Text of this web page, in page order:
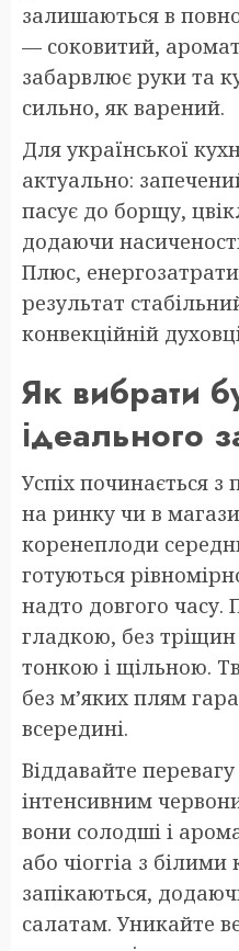
залишаються в
— соковитий,
забарвлює руки та
сильно, як варений.
Для української
актуально:
пасує до борщу,
додаючи
Плюс,
результат
конвекційній
Як вибрати
ідеального
Успіх починається
на ринку чи в
коренеплоди
готуються
надто довгого часу.
гладкою, без
тонкою і щільною.
без м’яких плям
всередині.
Віддавайте
інтенсивним
вони солодші і
або чіоггіа з
запікаються,
салатам. Уникайте